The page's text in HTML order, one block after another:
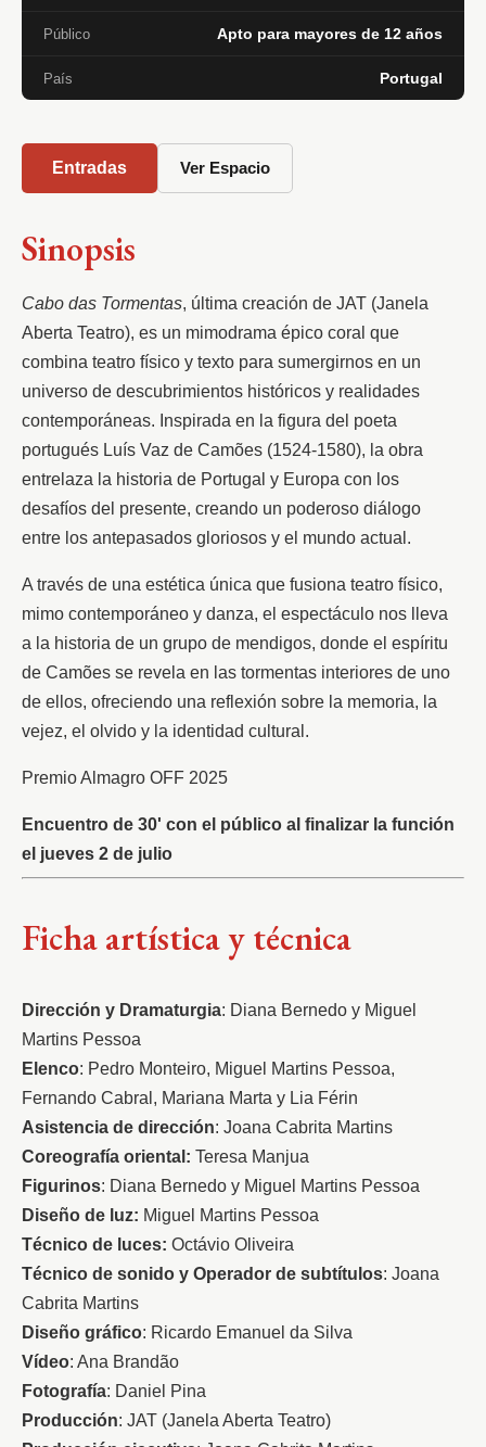
Entradas Ver Espacio
Sinopsis
Cabo das Tormentas, última creación de JAT (Janela
Aberta Teatro), es un mimodrama épico coral que
combina teatro físico y texto para sumergirnos en un
universo de descubrimientos históricos y realidades
contemporáneas. Inspirada en la figura del poeta
portugués Luís Vaz de Camões (1524-1580), la obra
entrelaza la historia de Portugal y Europa con los
desafíos del presente, creando un poderoso diálogo
entre los antepasados gloriosos y el mundo actual.
A través de una estética única que fusiona teatro físico,
mimo contemporáneo y danza, el espectáculo nos lleva
a la historia de un grupo de mendigos, donde el espíritu
de Camões se revela en las tormentas interiores de uno
de ellos, ofreciendo una reflexión sobre la memoria, la
vejez, el olvido y la identidad cultural.
Premio Almagro OFF 2025
Encuentro de 30' con el público al finalizar la función
el jueves 2 de julio
Ficha artística y técnica
Dirección y Dramaturgia: Diana Bernedo y Miguel
Martins Pessoa
Elenco: Pedro Monteiro, Miguel Martins Pessoa,
Fernando Cabral, Mariana Marta y Lia Férin
Asistencia de dirección: Joana Cabrita Martins
Coreografía oriental: Teresa Manjua
Figurinos: Diana Bernedo y Miguel Martins Pessoa
Diseño de luz: Miguel Martins Pessoa
Técnico de luces: Octávio Oliveira
Técnico de sonido y Operador de subtítulos: Joana
Cabrita Martins
Diseño gráfico: Ricardo Emanuel da Silva
Vídeo: Ana Brandão
Fotografía: Daniel Pina
Producción: JAT (Janela Aberta Teatro)
Público Apto para mayores de 12 años
País Portugal